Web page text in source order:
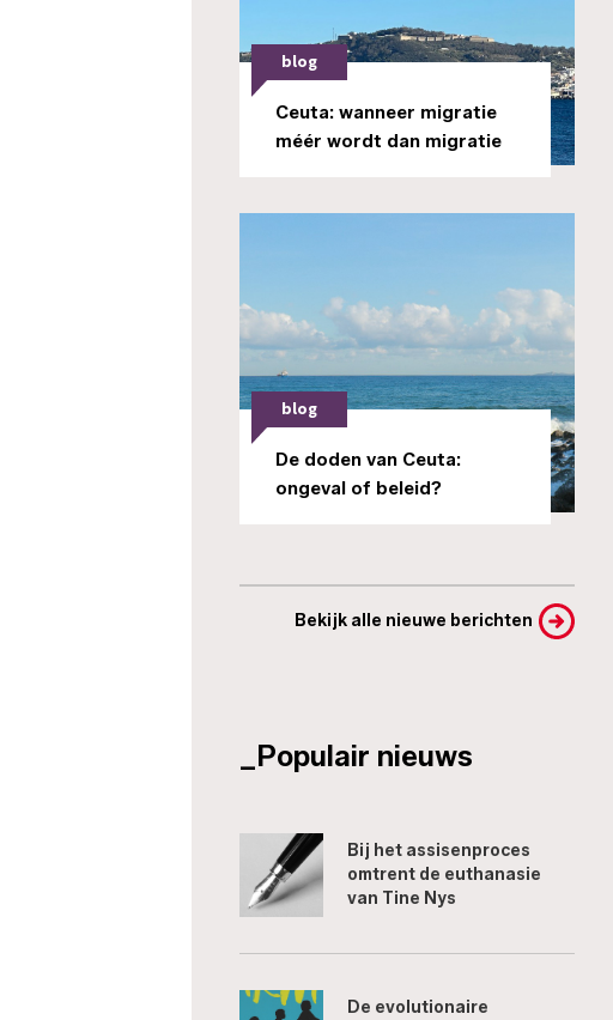
blog
Ceuta: wanneer migratie
méér wordt dan migratie
blog
De doden van Ceuta:
ongeval of beleid?
Bekijk alle nieuwe berichten
_Populair nieuws
Bij het assisenproces
omtrent de euthanasie
van Tine Nys
De evolutionaire